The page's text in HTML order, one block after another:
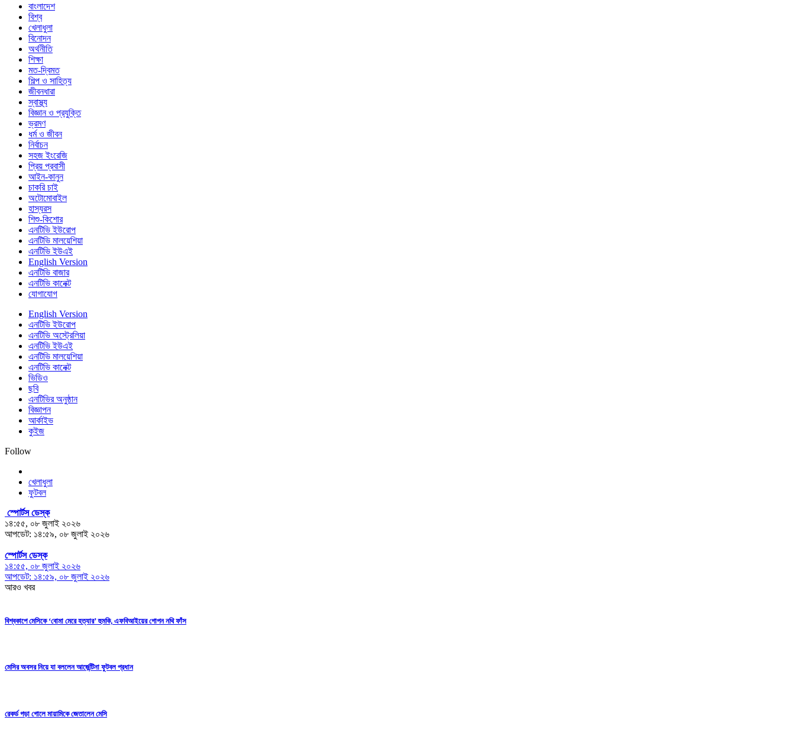
বাংলাদেশ
বিশ্ব
খেলাধুলা
বিনোদন
অর্থনীতি
শিক্ষা
মত-দ্বিমত
শিল্প ও সাহিত্য
জীবনধারা
স্বাস্থ্য
বিজ্ঞান ও প্রযুক্তি
ভ্রমণ
ধর্ম ও জীবন
নির্বাচন
সহজ ইংরেজি
প্রিয় প্রবাসী
আইন-কানুন
চাকরি চাই
অটোমোবাইল
হাস্যরস
শিশু-কিশোর
এনটিভি ইউরোপ
এনটিভি মালয়েশিয়া
এনটিভি ইউএই
English Version
এনটিভি বাজার
এনটিভি কানেক্ট
যোগাযোগ
English Version
এনটিভি ইউরোপ
এনটিভি অস্ট্রেলিয়া
এনটিভি ইউএই
এনটিভি মালয়েশিয়া
এনটিভি কানেক্ট
ভিডিও
ছবি
এনটিভির অনুষ্ঠান
বিজ্ঞাপন
আর্কাইভ
কুইজ
Follow
খেলাধুলা
ফুটবল
স্পোর্টস ডেস্ক
১৪:৫৫, ০৮ জুলাই ২০২৬
আপডেট: ১৪:৫৯, ০৮ জুলাই ২০২৬
স্পোর্টস ডেস্ক
১৪:৫৫, ০৮ জুলাই ২০২৬
আপডেট: ১৪:৫৯, ০৮ জুলাই ২০২৬
আরও খবর
বিশ্বকাপে মেসিকে ‘বোমা মেরে হত্যার’ হুমকি, এফবিআইয়ের গোপন নথি ফাঁস
মেসির অবসর নিয়ে যা বললেন আর্জেন্টিনা ফুটবল প্রধান
রেকর্ড গড়া গোলে মায়ামিকে জেতালেন মেসি